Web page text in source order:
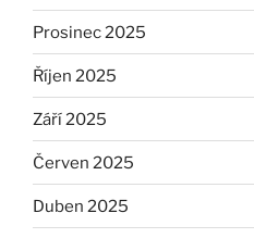
Prosinec 2025
Říjen 2025
Září 2025
Červen 2025
Duben 2025